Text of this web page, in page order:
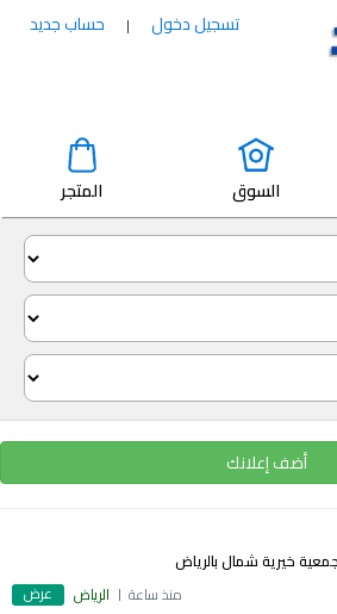
تسجيل دخول | حساب جديد
السوق المتجر
أضف إعلانك
خيرية شمال بالرياض
منذ ساعة
الرياض عرض